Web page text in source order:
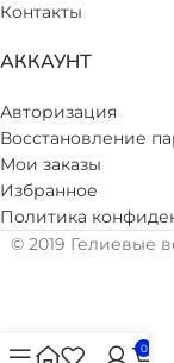
Контакты
АККАУНТ
Авторизация
Восстановление
Мои заказы
Избранное
Политика
© 2019 Гелиевые
0